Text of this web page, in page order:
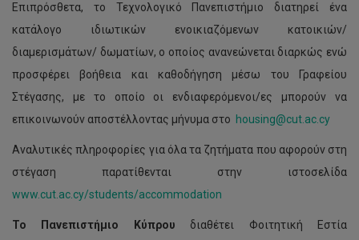
Επιπρόσθετα, το Τεχνολογικό Πανεπιστήμιο διατηρεί ένα
κατάλογο ιδιωτικών ενοικιαζόμενων κατοικιών/
διαμερισμάτων/ δωματίων, ο οποίος ανανεώνεται διαρκώς ενώ
προσφέρει βοήθεια και καθοδήγηση μέσω του Γραφείου
Στέγασης, με το οποίο οι ενδιαφερόμενοι/ες μπορούν να
επικοινωνούν αποστέλλοντας μήνυμα στο housing@cut.ac.cy
Αναλυτικές πληροφορίες για όλα τα ζητήματα που αφορούν στη
στέγαση παρατίθενται στην ιστοσελίδα
www.cut.ac.cy/students/accommodation
Το Πανεπιστήμιο Κύπρου διαθέτει Φοιτητική Εστία